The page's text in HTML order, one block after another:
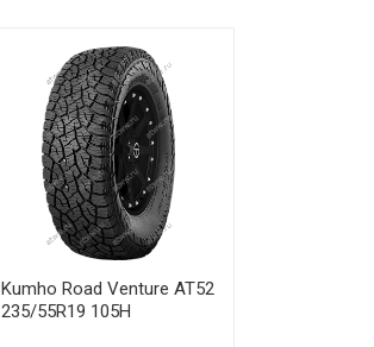
Kumho Road Venture AT52
235/55R19 105H